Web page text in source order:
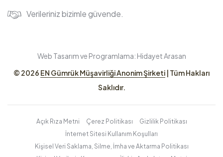
Verileriniz bizimle güvende.
© 2026 EN Gümrük Müşavirliği Anonim Şirketi | Tüm Hakları
Saklıdır.
Web Tasarım ve Programlama: Hidayet Arasan
Açık Rıza Metni Çerez Politikası
Gizlilik Politikası
İnternet Sitesi Kullanım Koşulları
Kişisel Veri Saklama, Silme, İmha ve Aktarma Politikası